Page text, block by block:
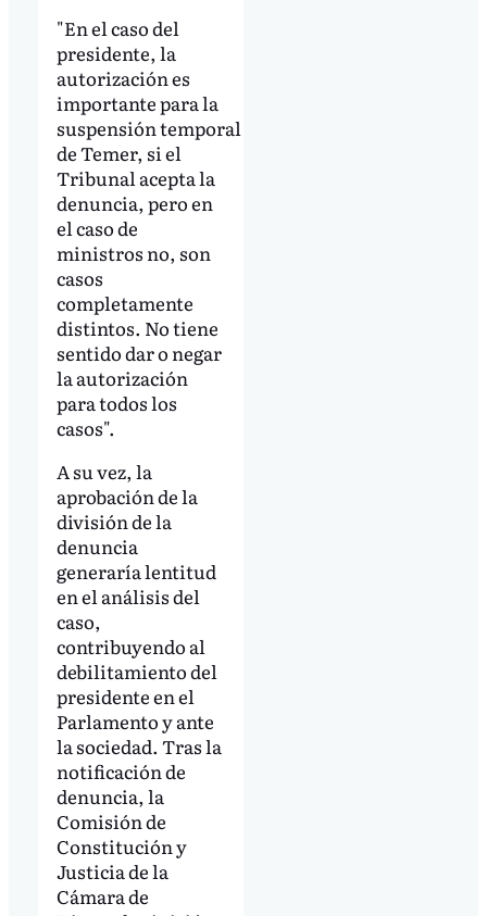
"En el caso del
presidente, la
autorización es
importante para la
suspensión temporal
de Temer, si el
Tribunal acepta la
denuncia, pero en
el caso de
ministros no, son
casos
completamente
distintos. No tiene
sentido dar o negar
la autorización
para todos los
casos".
A su vez, la
aprobación de la
división de la
denuncia
generaría lentitud
en el análisis del
caso,
contribuyendo al
debilitamiento del
presidente en el
Parlamento y ante
la sociedad. Tras la
notificación de
denuncia, la
Comisión de
Constitución y
Justicia de la
Cámara de